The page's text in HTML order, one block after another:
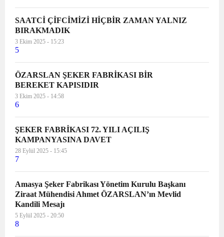
SAATCİ ÇİFCİMİZİ HİÇBİR ZAMAN YALNIZ
BIRAKMADIK
3 Ekim 2025 - 15:23
5
ÖZARSLAN ŞEKER FABRİKASI BİR
BEREKET KAPISIDIR
3 Ekim 2025 - 14:58
6
ŞEKER FABRİKASI 72. YILI AÇILIŞ
KAMPANYASINA DAVET
28 Eylül 2025 - 15:45
7
Amasya Şeker Fabrikası Yönetim Kurulu Başkanı
Ziraat Mühendisi Ahmet ÖZARSLAN’ın Mevlid
Kandili Mesajı
5 Eylül 2025 - 20:50
8